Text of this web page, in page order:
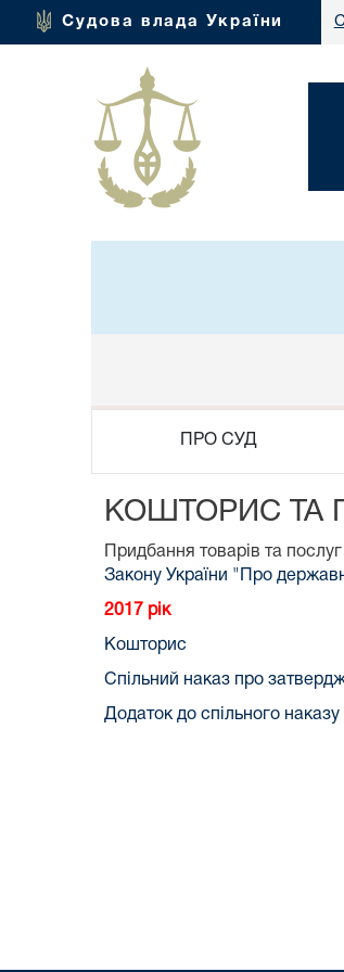
Судова влада України
ПРО СУД
КОШТОРИС ТА
Придбання товарів та
Закону України "Про
2017 рік
Кошторис
Спільний наказ про
Додаток до спільного